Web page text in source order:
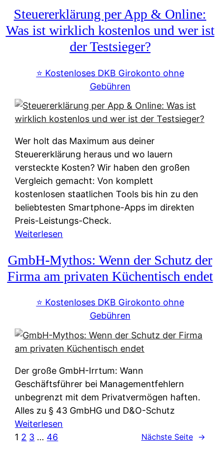
&
f
r
e
u
s
u
n
f
t
e
i
e
W
e
r
s
i
c
h
e
t
a
h
g
s
y
t
e
m
M
I
R
:
W
e
u
d
n
w
l
c
h
e
n
Steuererklärung per App & Online:
Was ist wirklich kostenlos und wer ist
der Testsieger?
⭐️ Kostenloses DKB Girokonto ohne
Gebühren
Wer holt das Maximum aus deiner
Steuererklärung heraus und wo lauern
versteckte Kosten? Wir haben den großen
Vergleich gemacht: Von komplett
kostenlosen staatlichen Tools bis hin zu den
beliebtesten Smartphone-Apps im direkten
Preis-Leistungs-Check.
Weiterlesen
t
e
u
e
r
k
l
ä
u
GmbH-Mythos: Wenn der Schutz der
Firma am privaten Küchentisch endet
⭐️ Kostenloses DKB Girokonto ohne
Gebühren
Der große GmbH-Irrtum: Wann
Geschäftsführer bei Managementfehlern
unbegrenzt mit dem Privatvermögen haften.
Alles zu § 43 GmbHG und D&O-Schutz
Weiterlesen
1 2 3 … 46 Nächste Seite →